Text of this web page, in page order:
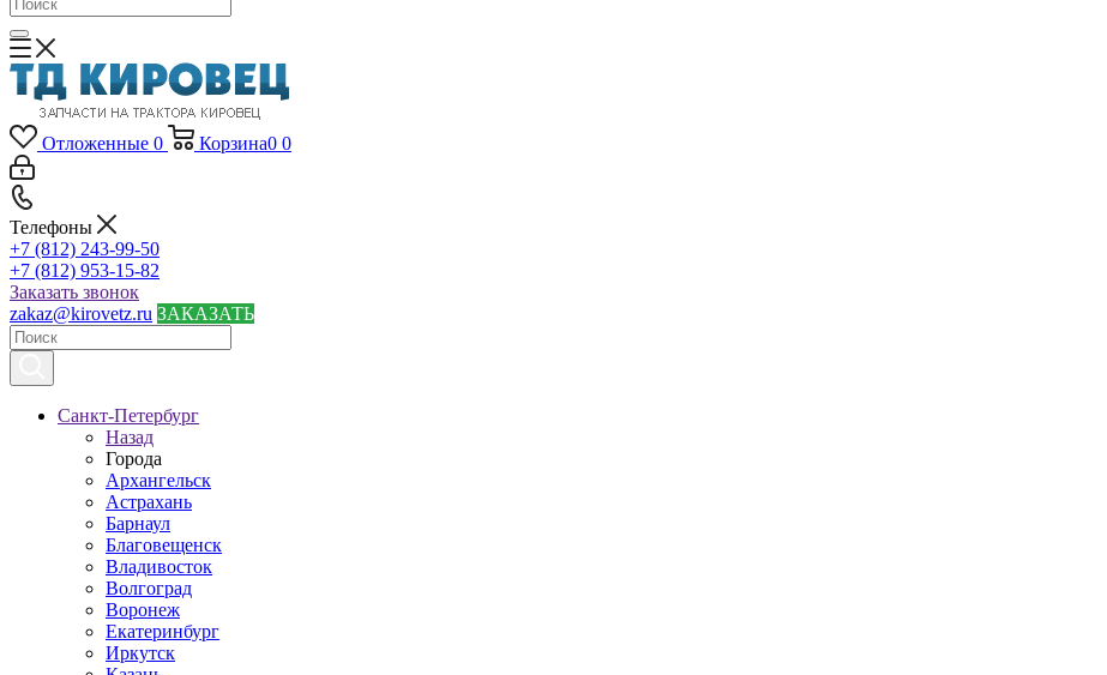
Отложенные 0 Корзина0 0
Телефоны
+7 (812) 243-99-50
+7 (812) 953-15-82
Заказать звонок
zakaz@kirovetz.ru ЗАКАЗАТЬ
Санкт-Петербург
Назад
Города
Архангельск
Астрахань
Барнаул
Благовещенск
Владивосток
Волгоград
Воронеж
Екатеринбург
Иркутск